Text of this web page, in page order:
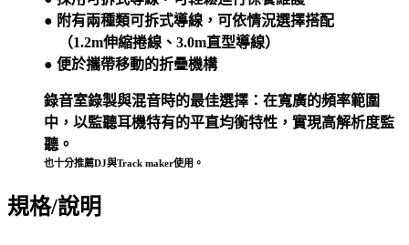
● 附有兩種類可拆式導線，可依情況選擇搭配
（1.2m伸縮捲線、3.0m直型導線）
● 便於攜帶移動的折疊機構
錄音室錄製與混音時的最佳選擇：在寬廣的頻率範圍
中，以監聽耳機特有的平直均衡特性，實現高解析度監
聽。
也十分推薦DJ與Track maker使用。
規格/說明